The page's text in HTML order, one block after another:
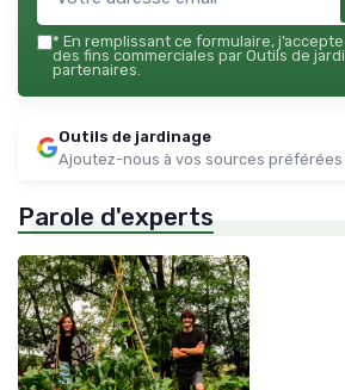
* En remplissant ce formulaire,
des fins commerciales par Outils de
partenaires.
Outils de jardinage
Ajoutez-nous à vos sources préférées
Parole d'experts